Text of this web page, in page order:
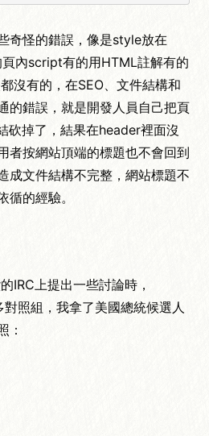
奇怪的錯誤，像是style放在
內script有的用HTML註解有的
沒有的，在SEO、文件結構和
的錯誤，就是開發人員自己把頁
砍掉了，結果在header裡面沒
者按網站頂端的標題也不會回到
成文件結構不完整，網站標題不
循的經驗。
的IRC上提出一些討論時，
照組，我拿了美國總統候選人
：